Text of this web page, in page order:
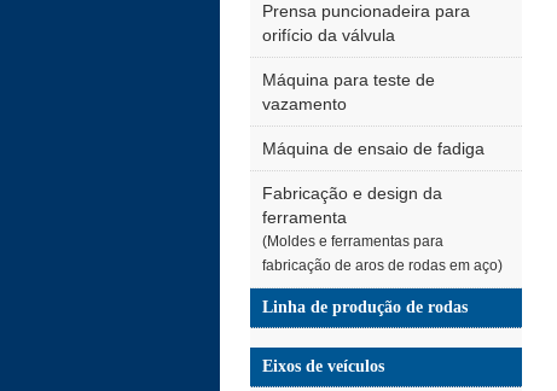
Prensa puncionadeira para
orifício da válvula
Máquina para teste de
vazamento
Máquina de ensaio de fadiga
Fabricação e design da
ferramenta
(Moldes e ferramentas para
fabricação de aros de rodas em aço)
Linha de produção de rodas
Eixos de veículos